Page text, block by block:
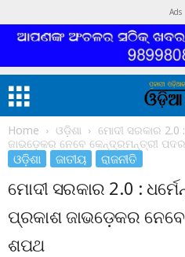
Ads
Home ଓଡ଼ିଶା
ମୋଦୀ ସରକାର
ଜାଭଡ଼େକର ନେବେ କେନ୍ଦ୍ରମନ୍ତ୍ରୀ
ଓଡ଼ିଶା ଜାତୀୟ ରାଜନୀତି
ମୋଦୀ ସରକାର 2.0 :
ପ୍ରକାଶ ଜାଭଡ଼େକର
ଶପଥ